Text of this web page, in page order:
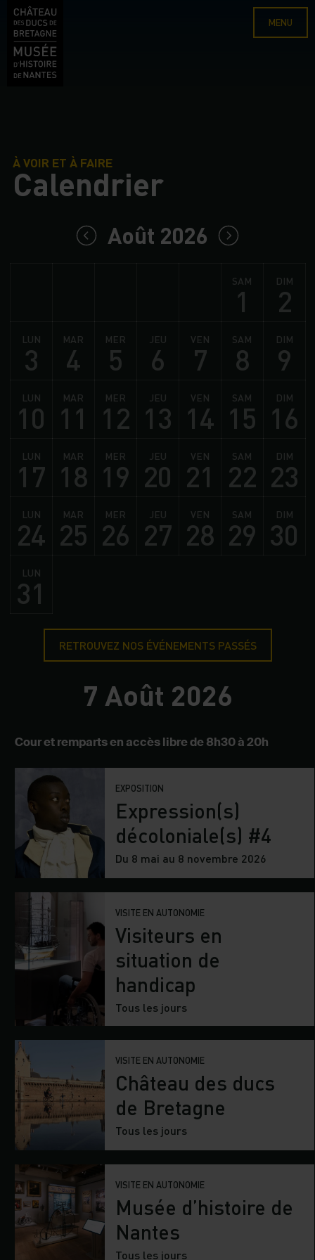
MENU
À VOIR ET À FAIRE
Calendrier
Août 2026
SAM
1
DIM
2
LUN
3
MAR
4
MER
5
JEU
6
VEN
7
SAM
8
DIM
9
LUN
10
MAR
11
MER
12
JEU
13
VEN
14
SAM
15
DIM
16
LUN
17
MAR
18
MER
19
JEU
20
VEN
21
SAM
22
DIM
23
LUN
24
MAR
25
MER
26
JEU
27
VEN
28
SAM
29
DIM
30
LUN
31
RETROUVEZ NOS ÉVÉNEMENTS PASSÉS
7 Août 2026
Cour et remparts en accès libre de 8h30 à 20h
EXPOSITION
Expression(s)
décoloniale(s) #4
Du 8 mai au 8 novembre 2026
VISITE EN AUTONOMIE
Visiteurs en
situation de
handicap
Tous les jours
VISITE EN AUTONOMIE
Château des ducs
de Bretagne
Tous les jours
VISITE EN AUTONOMIE
Musée d’histoire de
Nantes
Tous les jours